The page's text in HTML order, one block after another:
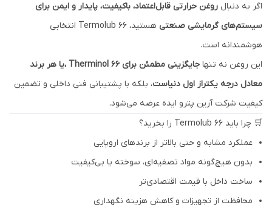
اگر به دنبال روغن حرارتی قابل‌اعتماد، باکیفیت، پایدار و ایمن برای
سیستم‌های گرمایشی صنعتی
هستید، Termolub 66 انتخابی
هوشمندانه است.
این روغن نه تنها
جایگزینی مطمئن برای Therminol 66 ،یا هر برند
معادل درجه یکتراز اول دنیاست، بلکه با پشتیبانی فنی داخلی و تضمین
کیفیت شرکت آرین پترو ایده عرضه می‌شود.
🛒 چرا باید Termolub 66 را بخرید؟
عملکرد مشابه و حتی بالاتر از برندهای اروپایی
بدون هیچ‌گونه مواد تصفیه‌ای، سوخته یا بی‌کیفیت
ساخت داخل با قیمت اقتصادی‌تر
محافظت از تجهیزات و کاهش هزینه نگهداری